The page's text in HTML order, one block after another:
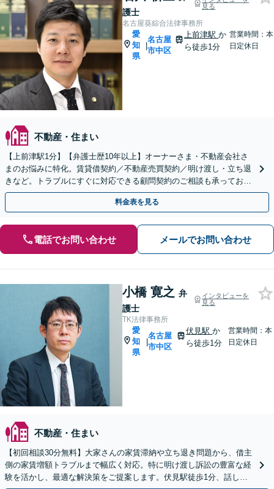
護士
見る
名古屋葵綜合法律事務所
愛
知
県
|
名古屋
市中区
上前津駅か
ら徒歩1分
営業時間：本
日定休日
不動産・住まい
【上前津駅1分】【弁護士歴10年以上】オーナーさま・不動産会社さ
まのお悩みに特化。賃貸借契約／不動産売買契約／明け渡し・立ち退
きなど。トラブルにすぐに対応できる顧問契約のご相談も承っており
ます。【夜間面談可能】【オンライン相談可能】
料金表を見る
電話でお問い合わせ メールでお問い合わせ
小橋 寛之 弁
護士
インタビューを
見る
TK法律事務所
愛
知
県
|
名古屋
市中区
伏見駅 か
ら徒歩1分
営業時間：本
日定休日
不動産・住まい
【初回相談30分無料】大家さんの家賃滞納や立ち退き問題から、借主
側の家賃増額トラブルまで幅広く対応。特に明け渡し訴訟の豊富な経
験を活かし、最適な解決策をご提案します。伏見駅徒歩1分、話しや